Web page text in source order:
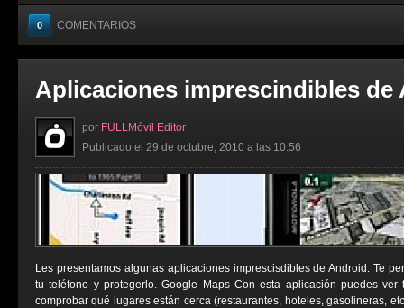
0 COMENTARIOS
Aplicaciones imprescindibles de
por FULLMóvil Editor
Publicado el 29 de octubre, 2010 a las 10:56
Les presentamos algunas aplicaciones imprescisdibles de Android. Te
tu teléfono y protegerlo. Google Maps Con esta aplicación puedes
comprobar qué lugares están cerca (restaurantes, hoteles, gasolineras,